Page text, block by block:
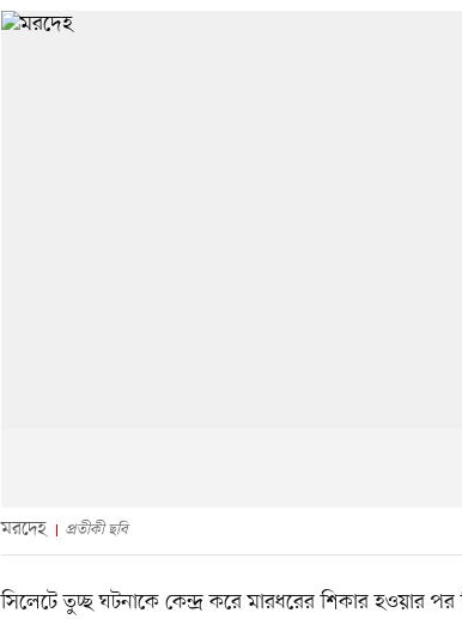
মরদেহ প্রতীকী ছবি
সিলেটে তুচ্ছ ‌ঘটনাকে কেন্দ্র করে মারধরের শিকার হওয়ার